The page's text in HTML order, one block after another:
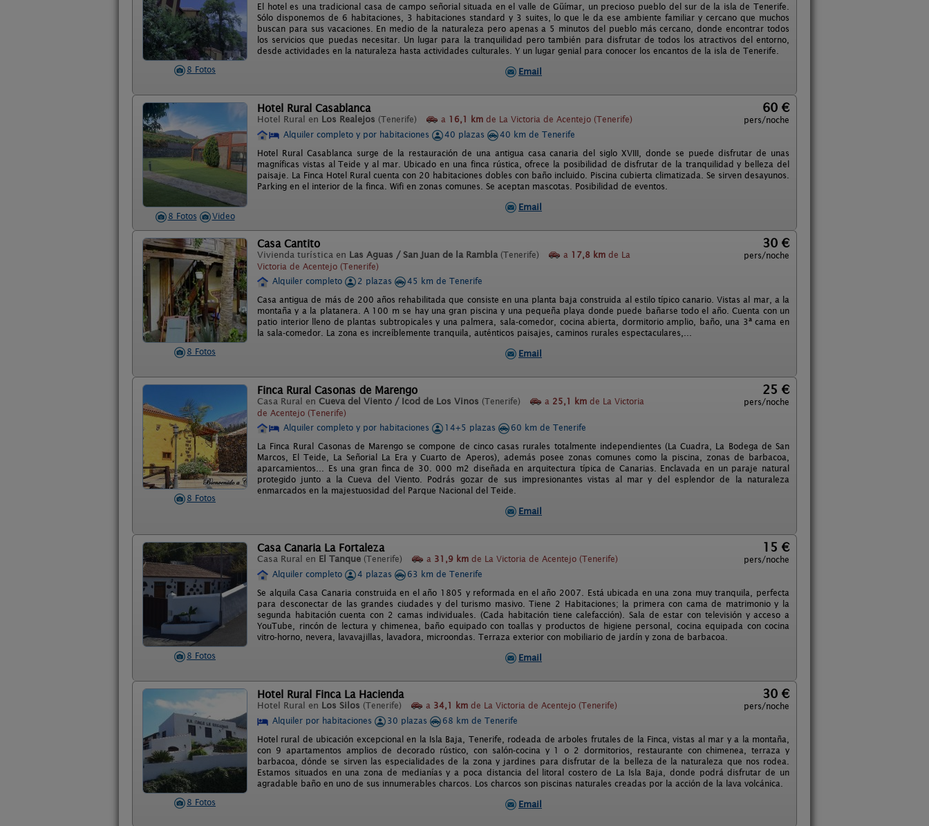
8 Fotos
El hotel es una tradicional casa de campo señorial situada en el valle de Güímar, un precioso pueblo del sur de la isla de Tenerife.
Sólo disponemos de 6 habitaciones, 3 habitaciones standard y 3 suites, lo que le da ese ambiente familiar y cercano que muchos
buscan para sus vacaciones. En medio de la naturaleza pero apenas a 5 minutos del pueblo más cercano, donde encontrar todos
los servicios que puedas necesitar. Un lugar para la tranquilidad pero también para disfrutar de todos los atractivos del entorno,
desde actividades en la naturaleza hasta actividades culturales. Y un lugar genial para conocer los encantos de la isla de Tenerife.
Email
8 Fotos Video
Hotel Rural Casablanca
Hotel Rural en Los Realejos (Tenerife) a 16,1 km de La Victoria de Acentejo (Tenerife)
60 €
pers/noche
Alquiler completo y por habitaciones
40 plazas
40 km de Tenerife
Hotel Rural Casablanca surge de la restauración de una antigua casa canaria del siglo XVIII, donde se puede disfrutar de unas
magníficas vistas al Teide y al mar. Ubicado en una finca rústica, ofrece la posibilidad de disfrutar de la tranquilidad y belleza del
paisaje. La Finca Hotel Rural cuenta con 20 habitaciones dobles con baño incluido. Piscina cubierta climatizada. Se sirven desayunos.
Parking en el interior de la finca. Wifi en zonas comunes. Se aceptan mascotas. Posibilidad de eventos.
Email
8 Fotos
Casa Cantito
Vivienda turística en Las Aguas / San Juan de la Rambla (Tenerife) a 17,8 km de La
Victoria de Acentejo (Tenerife)
30 €
pers/noche
Alquiler completo 2 plazas
45 km de Tenerife
Casa antigua de más de 200 años rehabilitada que consiste en una planta baja construida al estilo típico canario. Vistas al mar, a la
montaña y a la platanera. A 100 m se hay una gran piscina y una pequeña playa donde puede bañarse todo el año. Cuenta con un
patio interior lleno de plantas subtropicales y una palmera, sala-comedor, cocina abierta, dormitorio amplio, baño, una 3ª cama en
la sala-comedor. La zona es increíblemente tranquila, auténticos paisajes, caminos rurales espectaculares,...
Email
8 Fotos
Finca Rural Casonas de Marengo
Casa Rural en Cueva del Viento / Icod de Los Vinos (Tenerife) a 25,1 km de La Victoria
de Acentejo (Tenerife)
25 €
pers/noche
Alquiler completo y por habitaciones 14+5 plazas
60 km de Tenerife
La Finca Rural Casonas de Marengo se compone de cinco casas rurales totalmente independientes (La Cuadra, La Bodega de San
Marcos, El Teide, La Señorial La Era y Cuarto de Aperos), además posee zonas comunes como la piscina, zonas de barbacoa,
aparcamientos... Es una gran finca de 30. 000 m2 diseñada en arquitectura típica de Canarias. Enclavada en un paraje natural
protegido junto a la Cueva del Viento. Podrás gozar de sus impresionantes vistas al mar y del esplendor de la naturaleza
enmarcados en la majestuosidad del Parque Nacional del Teide.
Email
8 Fotos
Casa Canaria La Fortaleza
Casa Rural en El Tanque (Tenerife) a 31,9 km de La Victoria de Acentejo (Tenerife)
15 €
pers/noche
Alquiler completo
4 plazas
63 km de Tenerife
Se alquila Casa Canaria construida en el año 1805 y reformada en el año 2007. Está ubicada en una zona muy tranquila, perfecta
para desconectar de las grandes ciudades y del turismo masivo. Tiene 2 Habitaciones; la primera con cama de matrimonio y la
segunda habitación cuenta con 2 camas individuales. (Cada habitación tiene calefacción). Sala de estar con televisión y acceso a
YouTube, rincón de lectura y chimenea, baño equipado con toallas y productos de higiene personal, cocina equipada con cocina
vitro-horno, nevera, lavavajillas, lavadora, microondas. Terraza exterior con mobiliario de jardín y zona de barbacoa.
Email
8 Fotos
Hotel Rural Finca La Hacienda
Hotel Rural en Los Silos (Tenerife) a 34,1 km de La Victoria de Acentejo (Tenerife)
30 €
pers/noche
Alquiler por habitaciones
30 plazas
68 km de Tenerife
Hotel rural de ubicación excepcional en la Isla Baja, Tenerife, rodeada de arboles frutales de la Finca, vistas al mar y a la montaña,
con 9 apartamentos amplios de decorado rústico, con salón-cocina y 1 o 2 dormitorios, restaurante con chimenea, terraza y
barbacoa, dónde se sirven las especialidades de la zona y jardines para disfrutar de la belleza de la naturaleza que nos rodea.
Estamos situados en una zona de medianías y a poca distancia del litoral costero de La Isla Baja, donde podrá disfrutar de un
agradable baño en uno de sus innumerables charcos. Los charcos son piscinas naturales creadas por la acción de la lava volcánica.
Email